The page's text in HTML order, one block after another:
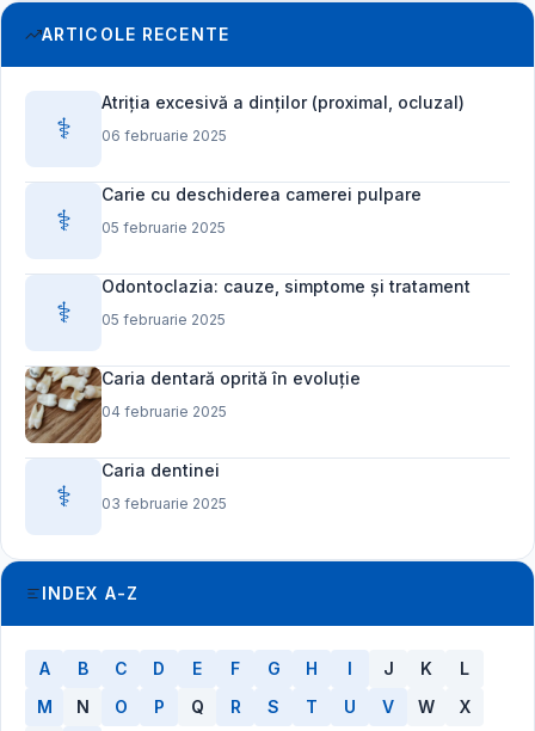
ARTICOLE RECENTE
⚕️
Atriția excesivă a dinților (proximal, ocluzal)
06 februarie 2025
⚕️
Carie cu deschiderea camerei pulpare
05 februarie 2025
⚕️
Odontoclazia: cauze, simptome și tratament
05 februarie 2025
Caria dentară oprită în evoluție
04 februarie 2025
⚕️
Caria dentinei
03 februarie 2025
INDEX A-Z
A B C D E F G H I J K
L
M
N O P Q R S T U V W
X